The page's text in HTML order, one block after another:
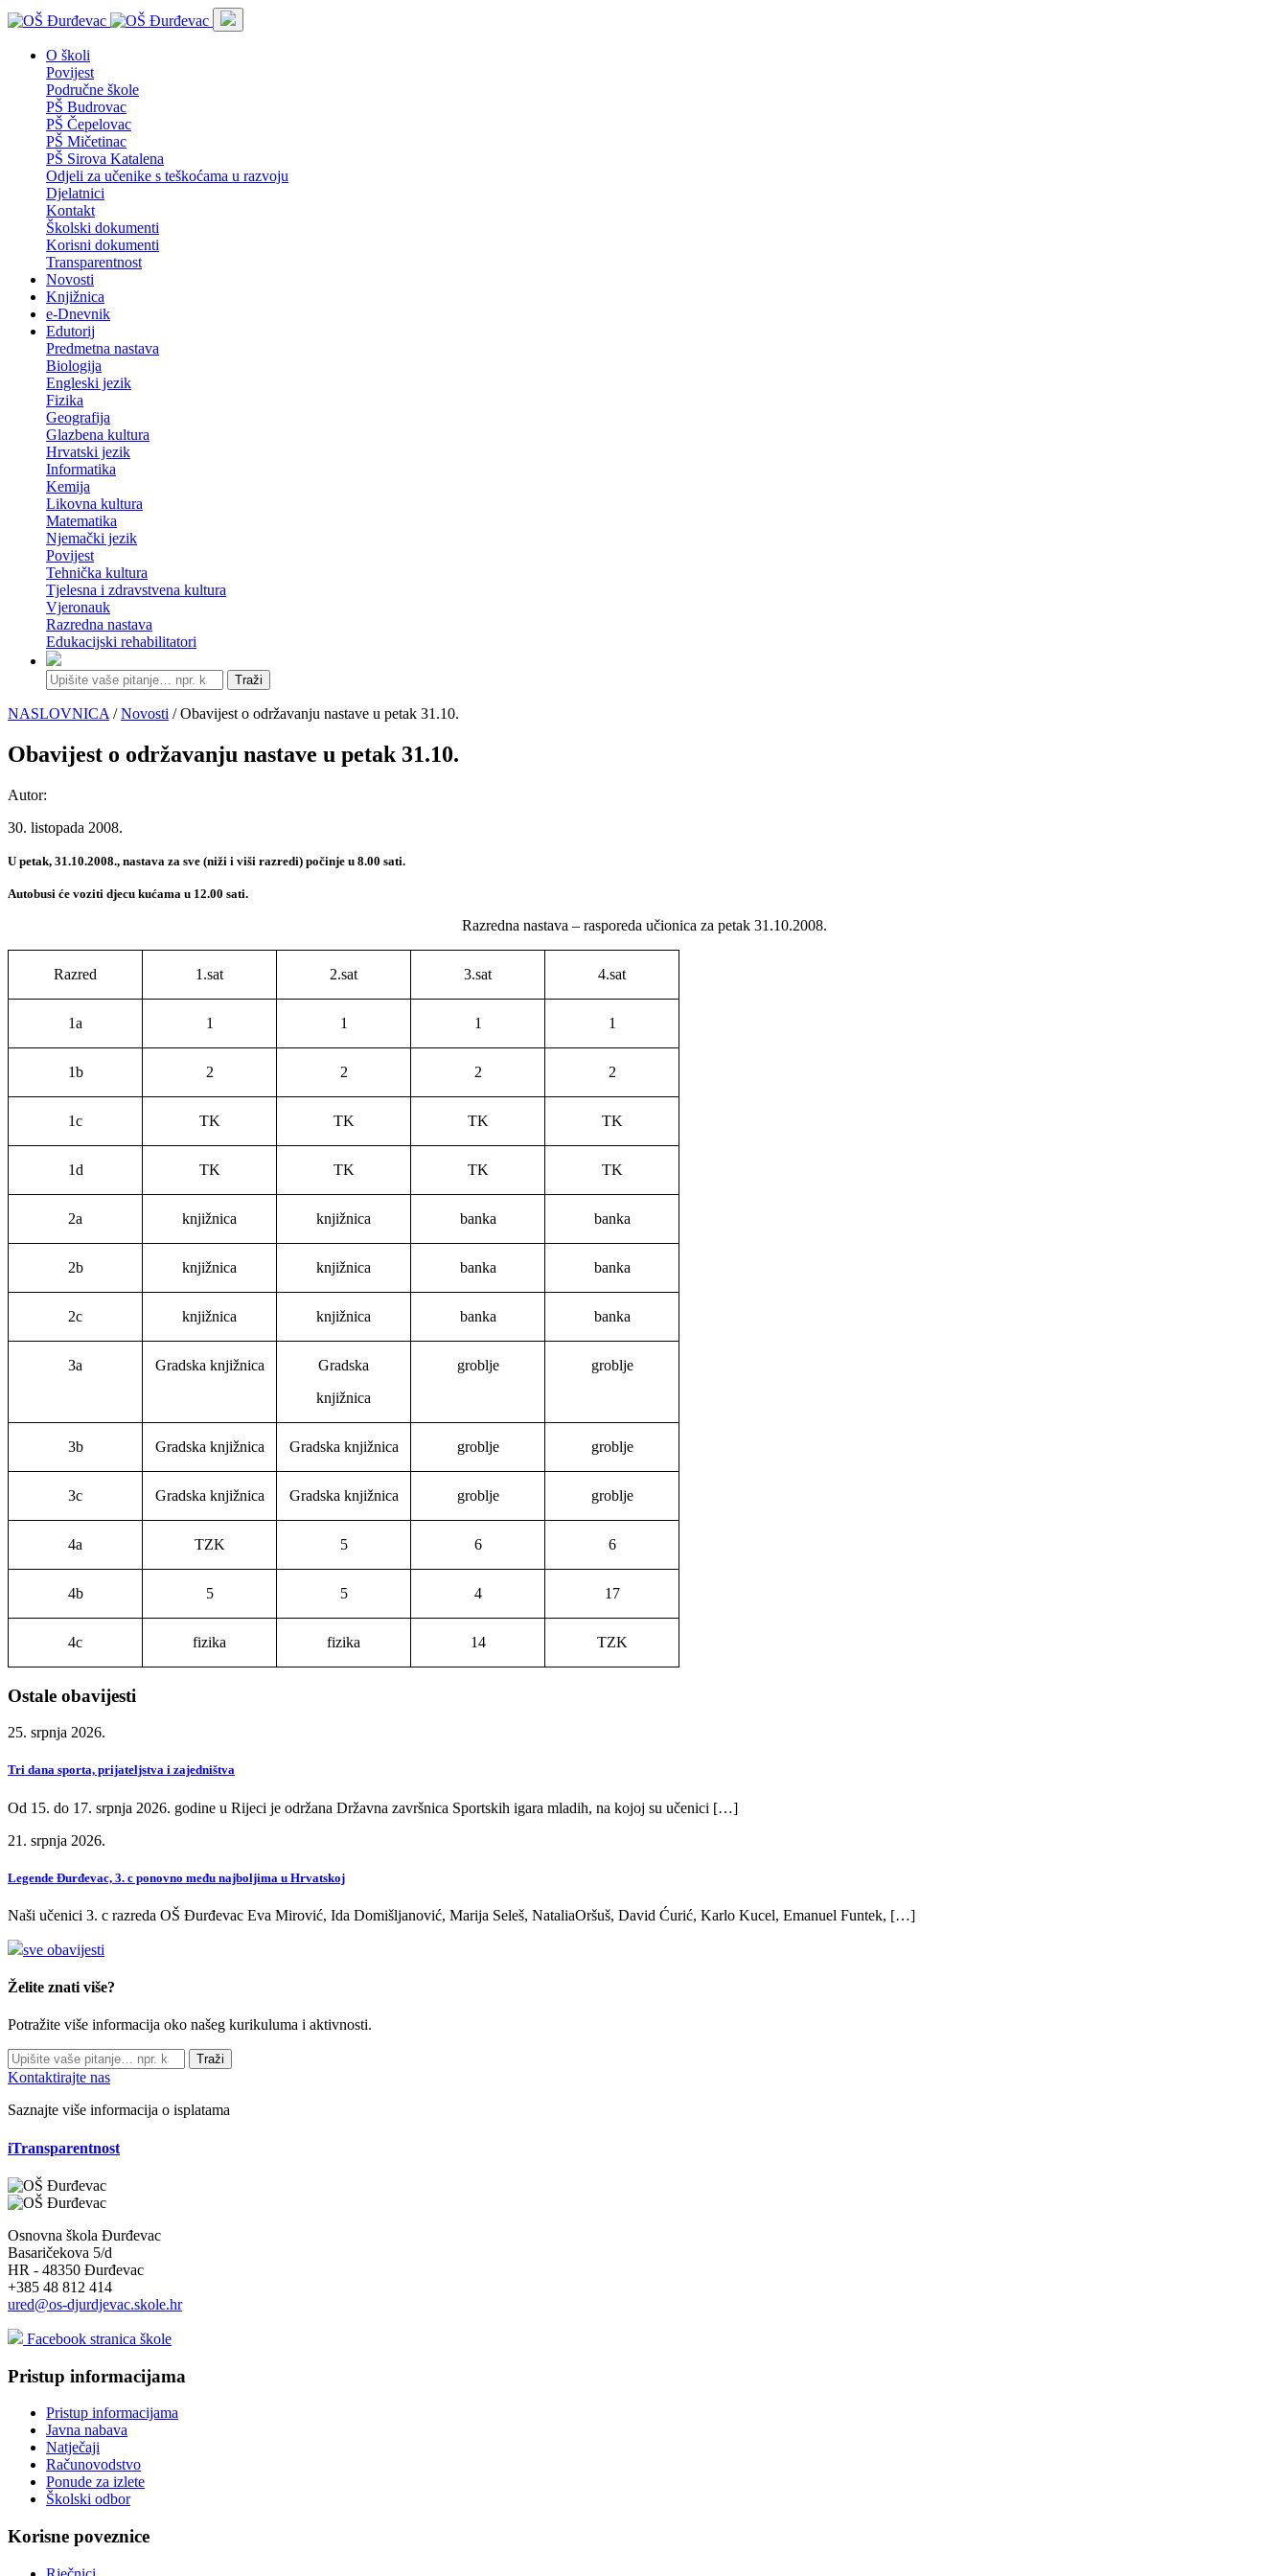
O školi
Povijest
Područne škole
PŠ Budrovac
PŠ Čepelovac
PŠ Mičetinac
PŠ Sirova Katalena
Odjeli za učenike s teškoćama u razvoju
Djelatnici
Kontakt
Školski dokumenti
Korisni dokumenti
Transparentnost
Novosti
Knjižnica
e-Dnevnik
Edutorij
Predmetna nastava
Biologija
Engleski jezik
Fizika
Geografija
Glazbena kultura
Hrvatski jezik
Informatika
Kemija
Likovna kultura
Matematika
Njemački jezik
Povijest
Tehnička kultura
Tjelesna i zdravstvena kultura
Vjeronauk
Razredna nastava
Edukacijski rehabilitatori
Traži
NASLOVNICA /Novosti / Obavijest o održavanju nastave u petak 31.10.
Obavijest o održavanju nastave u petak 31.10.
Autor:
30. listopada 2008.
U petak, 31.10.2008., nastava za sve (niži i viši razredi) počinje u 8.00 sati.
Autobusi će voziti djecu kućama u 12.00 sati.
Razredna nastava – rasporeda učionica za petak 31.10.2008.
Razred 1.sat 2.sat 3.sat 4.sat
1a 1 1 1 1
1b 2 2 2 2
1c TK TK TK TK
1d TK TK TK TK
2a knjižnica knjižnica banka banka
2b knjižnica knjižnica banka banka
2c knjižnica knjižnica banka banka
3a Gradska knjižnica
Gradska
knjižnica
groblje groblje
3b Gradska knjižnica Gradska knjižnica groblje groblje
3c Gradska knjižnica Gradska knjižnica groblje groblje
4a TZK 5 6 6
4b 5 5 4 17
4c fizika fizika 14 TZK
Ostale obavijesti
25. srpnja 2026.
Tri dana sporta, prijateljstva i zajedništva
Od 15. do 17. srpnja 2026. godine u Rijeci je održana Državna završnica Sportskih igara mladih, na kojoj su učenici […]
21. srpnja 2026.
Legende Đurđevac, 3. c ponovno među najboljima u Hrvatskoj
Naši učenici 3. c razreda OŠ Đurđevac Eva Mirović, Ida Domišljanović, Marija Seleš, NataliaOršuš, David Ćurić, Karlo Kucel, Emanuel Funtek, […]
sve obavijesti
Želite znati više?
Potražite više informacija oko našeg kurikuluma i aktivnosti.
Traži
Kontaktirajte nas
Saznajte više informacija o isplatama
iTransparentnost
Osnovna škola Đurđevac
Basaričekova 5/d
HR - 48350 Đurđevac
+385 48 812 414
ured@os-djurdjevac.skole.hr
Facebook stranica škole
Pristup informacijama
Pristup informacijama
Javna nabava
Natječaji
Računovodstvo
Ponude za izlete
Školski odbor
Korisne poveznice